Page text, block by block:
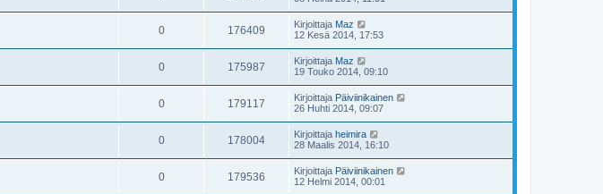
0 176409 Kirjoittaja Maz
12 Kesä 2014, 17:53
0 175987 Kirjoittaja Maz
19 Touko 2014, 09:10
0 179117 Kirjoittaja Päiviinikainen
26 Huhti 2014, 09:07
0 178004 Kirjoittaja heimira
28 Maalis 2014, 16:10
0 179536 Kirjoittaja Päiviinikainen
12 Helmi 2014, 00:01